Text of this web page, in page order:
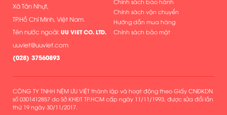
Xã Tân Nhựt,
TP.Hồ Chí Minh, Việt Nam.
Tên nước ngoài: UU VIET CO. LTD.
uuviet@uuviet.com
(028) 37560893
Chính sách vận chuyển
Hướng dẫn mua hàng
Chính sách bảo mật
CÔNG TY TNHH NỆM ƯU VIỆT thành lập và hoạt động theo Giấy CNĐKDN
số 0301412857 do Sở KHĐT TP.HCM cấp ngày 11/11/1993, được sửa đổi lần
thứ 19 ngày 30/11/2017.